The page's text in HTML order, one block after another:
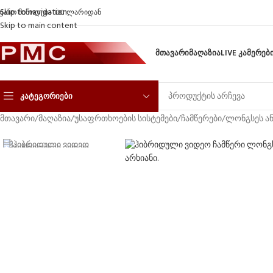
Skip to navigation
Skip to main content
მიწოდება 100 ლარიდან
ᲛᲗᲐᲕᲐᲠᲘᲛᲐᲦᲐᲖᲘᲐLIVE
ᲙᲐᲢᲔᲒᲝᲠᲘᲔᲑᲘ
მთავარი/მაღაზია/უსაფრთხოების სისტემები/ჩამწერები/ლონგსეს